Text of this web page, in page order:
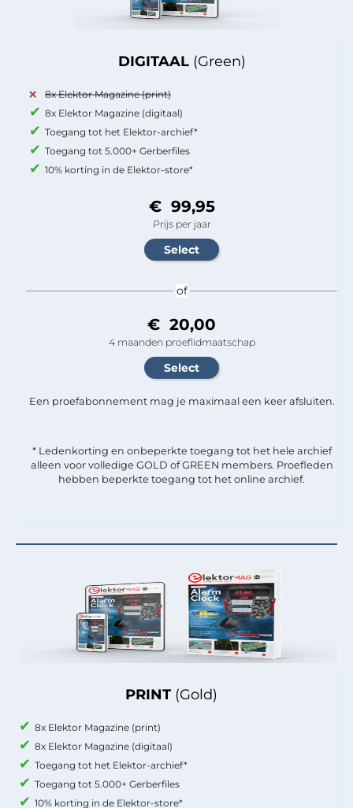
PRINT (Gold)
8x Elektor Magazine (print)
8x Elektor Magazine (digitaal)
Toegang tot het Elektor-archief*
Toegang tot 5.000+ Gerberfiles
10% korting in de Elektor-store*
DIGITAAL (Green)
8x Elektor Magazine (print)
8x Elektor Magazine (digitaal)
Toegang tot het Elektor-archief*
Toegang tot 5.000+ Gerberfiles
10% korting in de Elektor-store*
€ 99,95
Prijs per jaar
of
€ 20,00
4 maanden proeflidmaatschap
Een proefabonnement mag je maximaal een keer afsluiten.
* Ledenkorting en onbeperkte toegang tot het hele archief
alleen voor volledige GOLD of GREEN members. Proefleden
hebben beperkte toegang tot het online archief.